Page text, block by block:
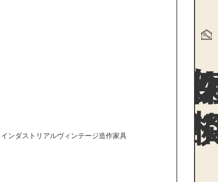
インダストリアルヴィンテージ造作家具
物